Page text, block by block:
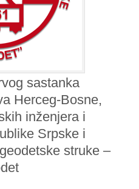
sastanka
Herceg-Bosne,
inženjera i
Srpske i
struke –